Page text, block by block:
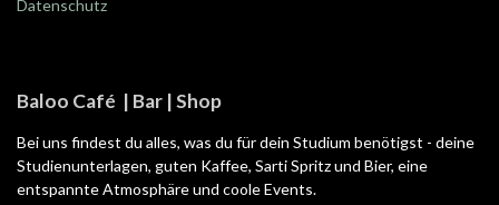
Datenschutz
Baloo Café | Bar | Shop
Bei uns findest du alles, was du für dein Studium benötigst - deine
Studienunterlagen, guten Kaffee, Sarti Spritz und Bier, eine
entspannte Atmosphäre und coole Events.